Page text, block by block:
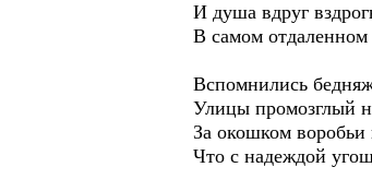
И душа вдруг
В самом отдаленном
Вспомнились
Улицы промозглый
За окошком воробьи
Что с надеждой